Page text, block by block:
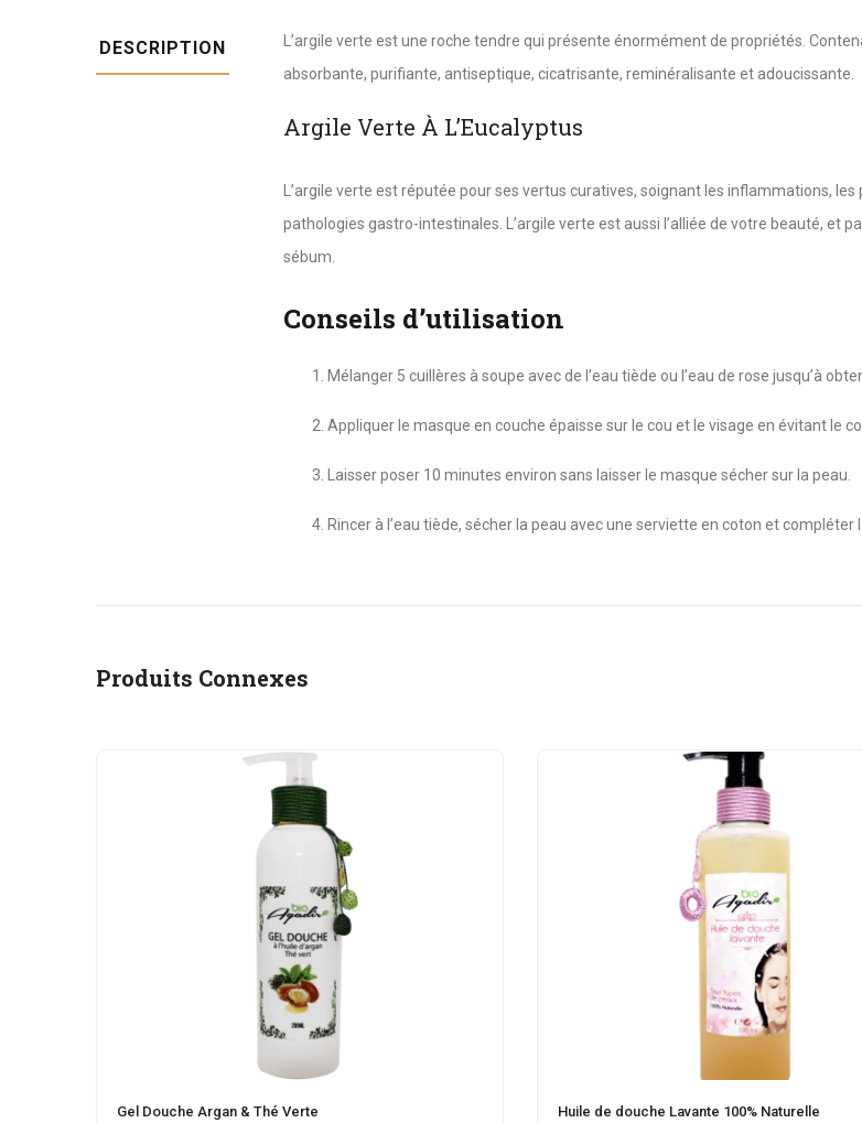
DESCRIPTION
L’argile verte est une roche tendre qui présente énormément de propriétés.
absorbante, purifiante, antiseptique, cicatrisante, reminéralisante et adoucissante.
Argile Verte À L’Eucalyptus
L’argile verte est réputée pour ses vertus curatives, soignant les inflammations,
pathologies gastro-intestinales. L’argile verte est aussi l’alliée de votre beauté, et
sébum.
Conseils d’utilisation
Mélanger 5 cuillères à soupe avec de l’eau tiède ou l’eau de rose jusqu’à
Appliquer le masque en couche épaisse sur le cou et le visage en évitant le
Laisser poser 10 minutes environ sans laisser le masque sécher sur la peau.
Rincer à l’eau tiède, sécher la peau avec une serviette en coton et compléter
Produits Connexes
Gel Douche Argan & Thé Verte
Huile de douche Lavante 100% Naturelle